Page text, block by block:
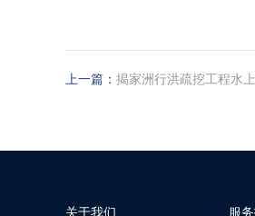
上一篇： 揭家洲行洪疏挖工程水
关于我们 服